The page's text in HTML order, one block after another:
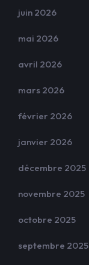
juin 2026
mai 2026
avril 2026
mars 2026
février 2026
janvier 2026
décembre 2025
novembre 2025
octobre 2025
septembre 2025